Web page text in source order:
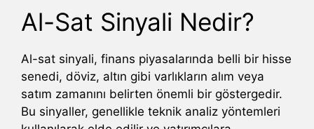
Al-Sat Sinyali Nedir?
Al-sat sinyali, finans piyasalarında belli bir hisse
senedi, döviz, altın gibi varlıkların alım veya
satım zamanını belirten önemli bir göstergedir.
Bu sinyaller, genellikle teknik analiz yöntemleri